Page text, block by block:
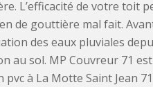
L’efficacité de votre toit
de gouttière mal fait.
des eaux pluviales
au sol. MP Couvreur 71
pvc à La Motte Saint Jean